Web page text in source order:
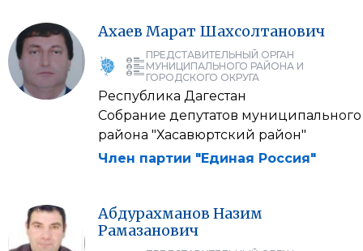
Ахаев Марат Шахсолтанович
ПРЕДСТАВИТЕЛЬНЫЙ ОРГАН
МУНИЦИПАЛЬНОГО РАЙОНА И
ГОРОДСКОГО ОКРУГА
Республика Дагестан
Собрание депутатов муниципального
района "Хасавюртский район"
Член партии "Единая Россия"
Абдурахманов Назим
Рамазанович